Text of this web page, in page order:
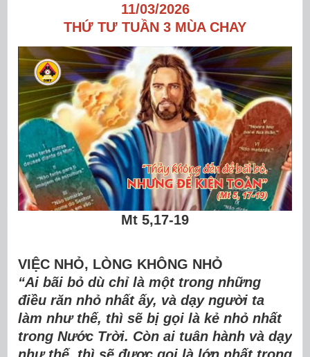
11/03/2026
THỨ TƯ TUẦN 3 MÙA CHAY
Mt 5,17-19
VIỆC NHỎ, LÒNG KHÔNG NHỎ
“Ai bãi bỏ dù chỉlà một trong những
điều răn nhỏ nhất ấy, và dạy người ta
làm nhưthế, thì sẽ bị gọi là kẻ nhỏ nhất
trong Nước Trời. Còn ai tuân hành và dạy